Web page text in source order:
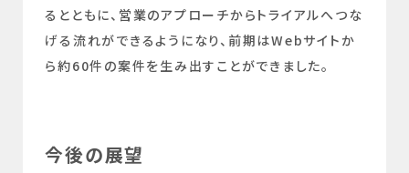
るとともに、営業のアプローチからトライアルへつな
げる流れができるようになり、前期はWebサイトか
ら約60件の案件を生み出すことができました。
今後の展望